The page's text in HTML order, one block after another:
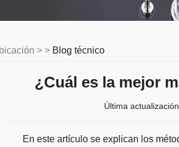
> > Blog técnico
¿Cuál es la mejor
Última
En este artículo se explican los